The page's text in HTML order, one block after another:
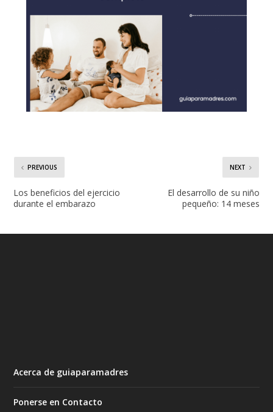
PREVIOUS
Los beneficios del ejercicio
durante el embarazo
NEXT
El desarrollo de su niño
pequeño: 14 meses
Acerca de guiaparamadres
Ponerse en Contacto